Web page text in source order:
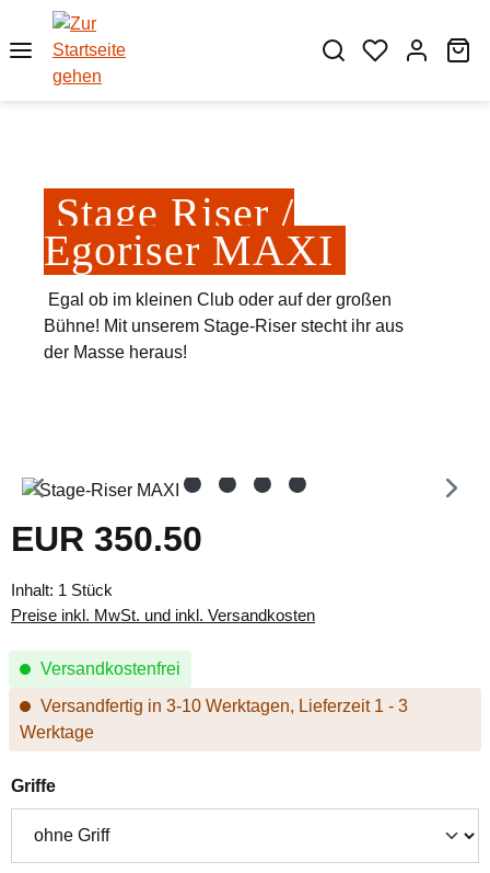
Zum Hauptinhalt springen
Stage Riser /
Egoriser MAXI
Egal ob im kleinen Club oder auf der großen
Bühne! Mit unserem Stage-Riser stecht ihr aus
der Masse heraus!
Bildergalerie überspringen
Regulärer Preis:
EUR 350.50
Inhalt: 1 Stück
Preise inkl. MwSt. und inkl. Versandkosten
Versandkostenfrei
Versandfertig in 3-10 Werktagen, Lieferzeit 1 - 3
Werktage
Griffeauswählen